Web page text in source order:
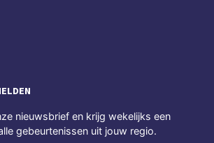
nieuwsbrief en krijg wekelijks een
gebeurtenissen uit jouw regio.